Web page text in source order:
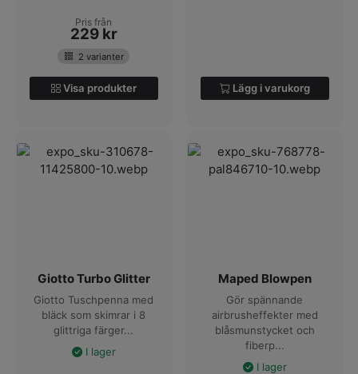
Pris från
229 kr
2 varianter
Visa produkter Lägg i varukorg
Giotto Turbo Glitter
Giotto Tuschpenna med
bläck som skimrar i 8
glittriga färger...
I lager
Maped Blowpen
Gör spännande
airbrusheffekter med
blåsmunstycket och
fiberp...
I lager